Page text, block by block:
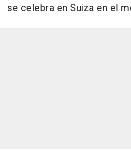
se celebra en Suiza en el